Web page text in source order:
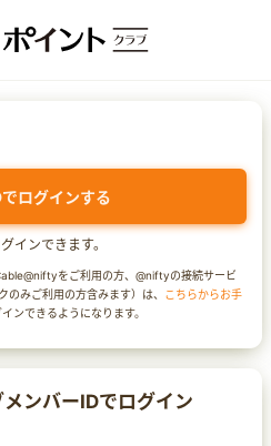
ログインする
インできます。
をご利用の方、@niftyの接続サービ
のみご利用の方含みます）は、 こちらからお手
ンできるようになります。
ンバーIDでログイン